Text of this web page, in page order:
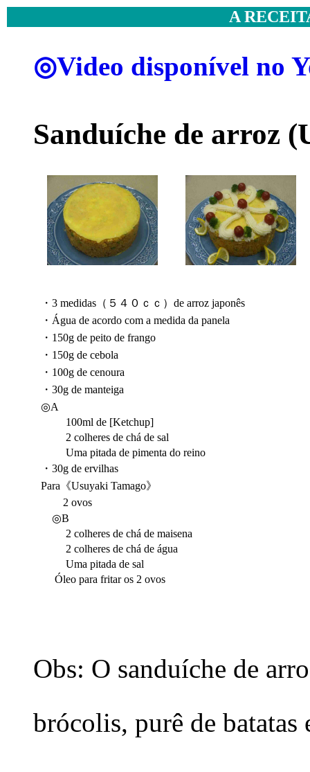
A
◎Video disponível no
Sanduíche de arroz
・3 medidas（５４０ｃｃ）de arroz japonês
・Água de acordo com a medida da panela
・150g de peito de frango
・150g de cebola
・100g de cenoura
・30g de manteiga
◎A
100ml de [Ketchup]
2 colheres de chá de sal
Uma pitada de pimenta do reino
・30g de ervilhas
Para《Usuyaki Tamago》
2 ovos
◎B
2 colheres de chá de maisena
2 colheres de chá de água
Uma pitada de sal
Óleo para fritar os 2 ovos
Obs: O sanduíche de
brócolis, purê de batatas